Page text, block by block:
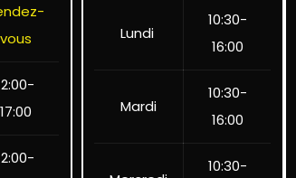
vous
17:00
Lundi
10:30-
16:00
Mardi
10:30-
16:00
10:30-